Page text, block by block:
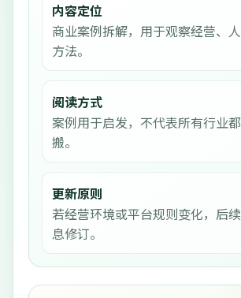
内容定位
商业案例拆解，用于观察经营、
方法。
阅读方式
案例用于启发，不代表所有行业
搬。
更新原则
若经营环境或平台规则变化，后
息修订。